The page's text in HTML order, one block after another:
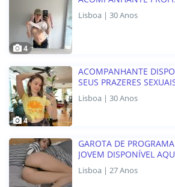
4
Lisboa | 30 Anos
4
ACOMPANHANTE
SEUS PRAZERES
Lisboa | 30 Anos
GAROTA DE
JOVEM DISPONÍVEL
Lisboa | 27 Anos